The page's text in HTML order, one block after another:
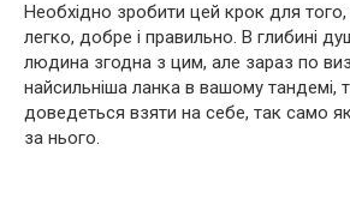
Необхідно зробити цей крок для
легко, добре і правильно. В глибині
людина згодна з цим, але зараз по
найсильніша ланка в вашому тандемі,
доведеться взяти на себе, так само як
за нього.